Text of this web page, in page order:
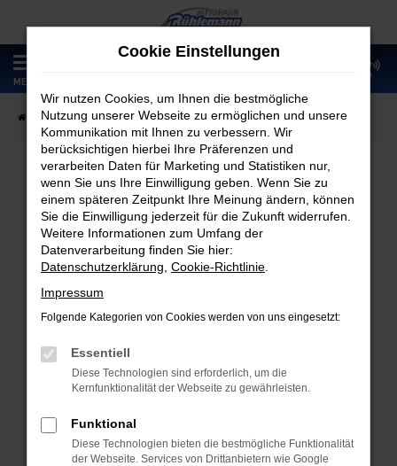
Zum
Hauptinhalt
springen
MENÜ
Startseite Fahrzeugangebote Fahrzeugmarkt
Fahrzeugmarkt
Fehler: Network Error
Beim Laden ist ein Fehler aufgetreten.
Hier sind ein paar Tipps, die dir helfen können:
Überprüfe deine Firewall und deine
Laden andere Webseiten, zum Beispiel
deine Suchmaschine?
Cookie Einstellungen
Wir nutzen Cookies, um Ihnen die bestmögliche
Nutzung unserer Webseite zu ermöglichen und unsere
Kommunikation mit Ihnen zu verbessern. Wir
berücksichtigen hierbei Ihre Präferenzen und
verarbeiten Daten für Marketing und Statistiken nur,
wenn Sie uns Ihre Einwilligung geben. Wenn Sie zu
einem späteren Zeitpunkt Ihre Meinung ändern, können
Sie die Einwilligung jederzeit für die Zukunft widerrufen.
Weitere Informationen zum Umfang der
Datenverarbeitung finden Sie hier:
Datenschutzerklärung Cookie-Richtlinie
Impressum
Folgende Kategorien von Cookies werden von uns eingesetzt:
Essentiell
Diese Technologien sind erforderlich, um die
Kernfunktionalität der Webseite zu gewährleisten.
Funktional
Diese Technologien bieten die bestmögliche Funktionalität
der Webseite. Services von Drittanbietern wie Google